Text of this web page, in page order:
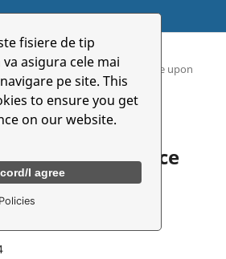
fisiere de tip
asigura cele mai
pe site. This
to ensure you get
on our website.
I agree
The Impact of Artificial Intelligence upon
(2024): The
Intelligence
Content